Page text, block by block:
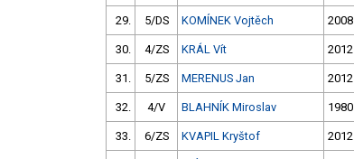
29. 5/DS KOMÍNEK Vojtěch 2008
30. 4/ZS KRÁL Vít 2012
31. 5/ZS MERENUS Jan 2012
32. 4/V BLAHNÍK Miroslav 1980
33. 6/ZS KVAPIL Kryštof 2012